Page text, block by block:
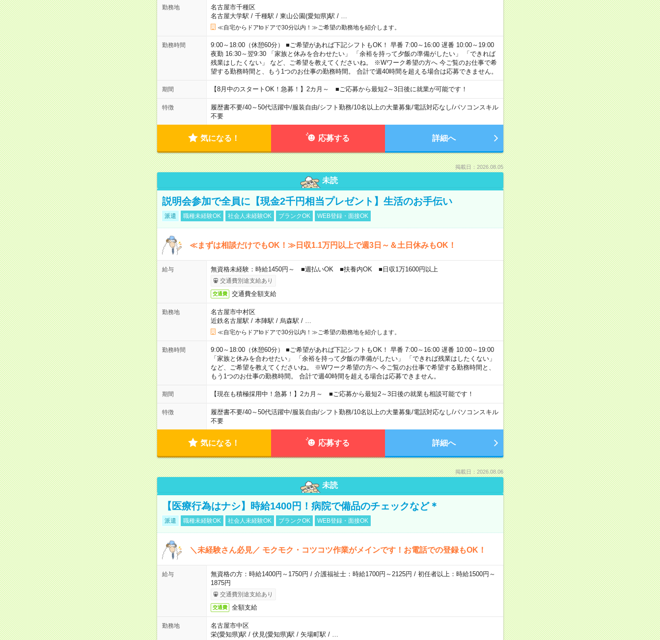
勤務地
名古屋市千種区
名古屋大学駅 / 千種駅 / 東山公園(愛知県)駅 /
≪自宅からドアtoドアで30分以内！≫ご希望の勤務地を紹介します。
勤務時間
9:00～18:00（休憩60分） ■ご希望があれば下記シフトもOK！ 早番 7:00～16:00 遅番 10:00～19:00
夜勤 16:30～翌9:30 「家族と休みを合わせたい」 「余裕を持って夕飯の準備がしたい」 「できれば
残業はしたくない」 など、ご希望を教えてくださいね。 ※Wワーク希望の方へ 今ご覧のお仕事で希
望する勤務時間と、もう1つのお仕事の勤務時間。 合計で週40時間を超える場合は応募できません。
期間 【8月中のスタートOK！急募！】2カ月～ ■ご応募から最短2～3日後に就業が可能です！
特徴 履歴書不要/40～50代活躍中/服装自由/シフト勤務/10名以上の大量募集/電話対応なし/パソコンスキル
不要
気になる！ 応募する 詳細へ
掲載日：2026.08.05
未読
説明会参加で全員に【現金2千円相当プレゼント】生活のお手伝い
派遣 職種未経験OK 社会人未経験OK ブランクOK WEB登録・面接OK
≪まずは相談だけでもOK！≫日収1.1万円以上で週3日～＆土日休みもOK！
給与 無資格未経験：時給1450円～ ■週払いOK ■扶養内OK ■日収1万1600円以上
交通費別途支給あり
交通費 交通費全額支給
勤務地
名古屋市中村区
近鉄名古屋駅 / 本陣駅 / 烏森駅 /
≪自宅からドアtoドアで30分以内！≫ご希望の勤務地を紹介します。
勤務時間
9:00～18:00（休憩60分） ■ご希望があれば下記シフトもOK！ 早番 7:00～16:00 遅番 10:00～19:00
「家族と休みを合わせたい」 「余裕を持って夕飯の準備がしたい」 「できれば残業はしたくない」
など、ご希望を教えてくださいね。 ※Wワーク希望の方へ 今ご覧のお仕事で希望する勤務時間と、
もう1つのお仕事の勤務時間。 合計で週40時間を超える場合は応募できません。
期間 【現在も積極採用中！急募！】2カ月～ ■ご応募から最短2～3日後の就業も相談可能です！
特徴 履歴書不要/40～50代活躍中/服装自由/シフト勤務/10名以上の大量募集/電話対応なし/パソコンスキル
不要
気になる！ 応募する 詳細へ
掲載日：2026.08.06
未読
【医療行為はナシ】時給1400円！病院で備品のチェックなど＊
派遣 職種未経験OK 社会人未経験OK ブランクOK WEB登録・面接OK
＼未経験さん必見／ モクモク・コツコツ作業がメインです！お電話での登録もOK！
給与
無資格の方：時給1400円～1750円 / 介護福祉士：時給1700円～2125円 / 初任者以上：時給1500円～
1875円
交通費別途支給あり
交通費 全額支給
勤務地
名古屋市中区
栄(愛知県)駅 / 伏見(愛知県)駅 / 矢場町駅 /